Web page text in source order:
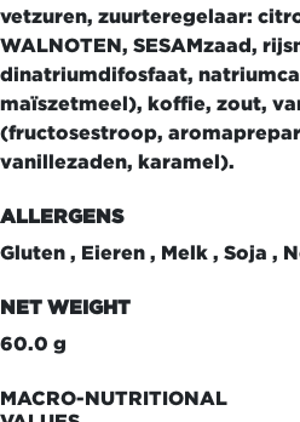
vetzuren, zuurteregelaar:
WALNOTEN, SESAMzaad,
dinatriumdifosfaat,
maïszetmeel), koffie, zout,
(fructosestroop,
vanillezaden, karamel).
ALLERGENS
Gluten , Eieren , Melk , Soja ,
NET WEIGHT
60.0 g
MACRO-NUTRITIONAL